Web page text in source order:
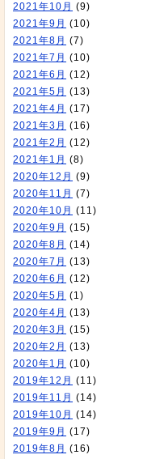
2021年10月 (9)
2021年9月 (10)
2021年8月 (7)
2021年7月 (10)
2021年6月 (12)
2021年5月 (13)
2021年4月 (17)
2021年3月 (16)
2021年2月 (12)
2021年1月 (8)
2020年12月 (9)
2020年11月 (7)
2020年10月 (11)
2020年9月 (15)
2020年8月 (14)
2020年7月 (13)
2020年6月 (12)
2020年5月 (1)
2020年4月 (13)
2020年3月 (15)
2020年2月 (13)
2020年1月 (10)
2019年12月 (11)
2019年11月 (14)
2019年10月 (14)
2019年9月 (17)
2019年8月 (16)